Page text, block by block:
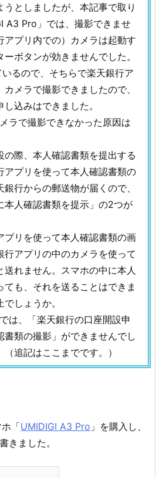
としましたが、本記事で取り
A3 Pro」では、撮影できませ
アプリ内での）カメラは起動す
ボタンが効きませんでした。
るので、そちらで楽天銀行ア
メラで撮影できましたので、
込みはできました。
ラで撮影できなかった原因は
の際、本人確認書類を提出する
アプリを使って本人確認書類の
行からの郵送物が届くので、
本人確認書類を提示」の2つが
プリを使って本人確認書類の画
行アプリの中のカメラを使って
れません。スマホの中に本人
も、それを送ることはできま
しょうか。
は、「楽天銀行の口座開設申
書類の撮影」ができませんでし
追記はここまでです。）
「UMIDIGI A3 Pro 」を購入し、
きました。